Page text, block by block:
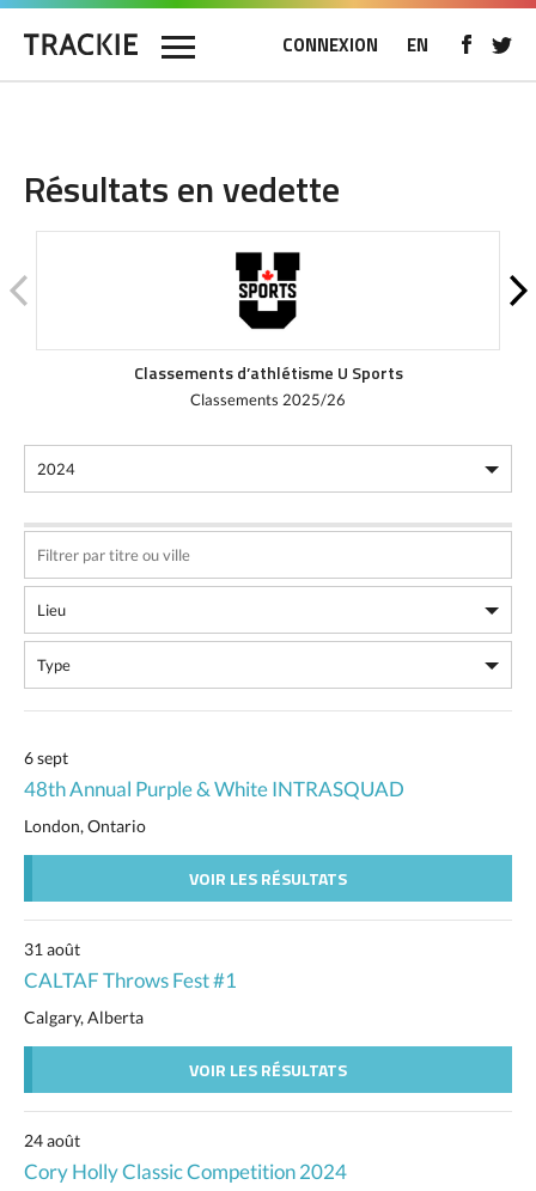
CONNEXION EN
Résultats en vedette
Classements d’athlétisme U Sports
Classements 2025/26
6 sept
48th Annual Purple & White INTRASQUAD
London, Ontario
VOIR LES RÉSULTATS
31 août
CALTAF Throws Fest #1
Calgary, Alberta
VOIR LES RÉSULTATS
24 août
Cory Holly Classic Competition 2024